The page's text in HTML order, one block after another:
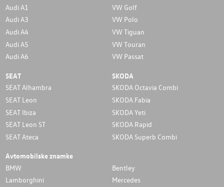
Audi A1
Audi A3
Audi A4
Audi A5
Audi A6
VW Golf
VW Polo
VW Tiguan
VW Touran
VW Passat
SEAT
SEAT Alhambra
SEAT Leon
SEAT Ibiza
SEAT Leon ST
SEAT Ateca
SKODA
SKODA Octavia Combi
SKODA Fabia
SKODA Yeti
SKODA Rapid
SKODA Superb Combi
Avtomobilske znamke
BMW
Bentley
Lamborghini
Mercedes